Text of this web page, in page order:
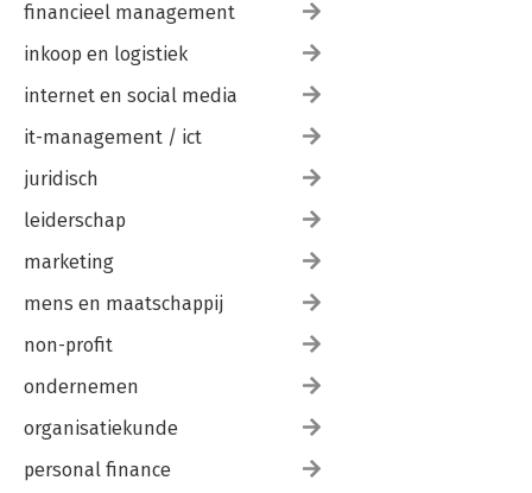
financieel management
inkoop en logistiek
internet en social media
it-management / ict
juridisch
leiderschap
marketing
mens en maatschappij
non-profit
ondernemen
organisatiekunde
personal finance